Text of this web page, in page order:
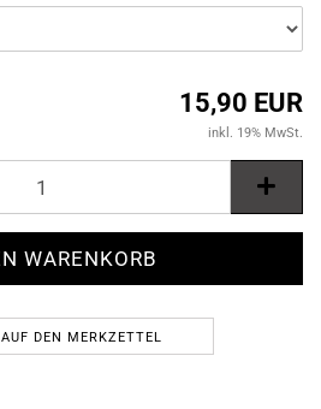
15,90 EUR
inkl. 19% MwSt.
AUF DEN MERKZETTEL